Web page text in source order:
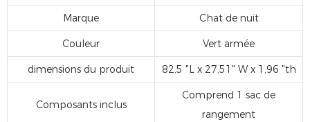
Marque Chat de nuit
Couleur Vert armée
dimensions du produit 82,5 "L x 27,51" W x 1,96 "th
Composants inclus
Comprend 1 sac de
rangement